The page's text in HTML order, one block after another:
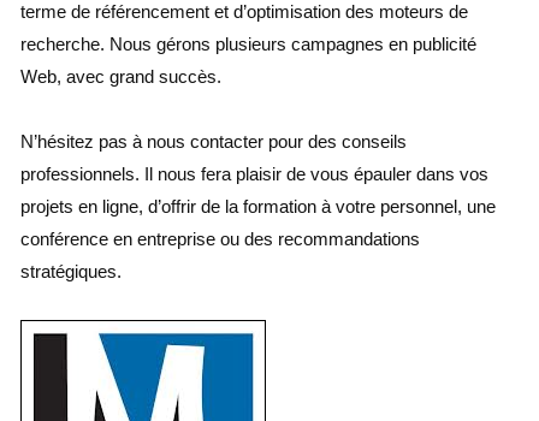
terme de référencement et d’optimisation des moteurs de
recherche. Nous gérons plusieurs campagnes en publicité
Web, avec grand succès.
N’hésitez pas à nous contacter pour des conseils
professionnels. Il nous fera plaisir de vous épauler dans vos
projets en ligne, d’offrir de la formation à votre personnel, une
conférence en entreprise ou des recommandations
stratégiques.